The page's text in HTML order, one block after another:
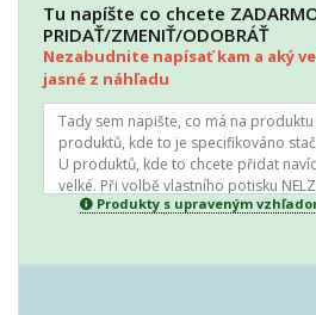
Tu napíšte co chcete
PRIDAŤ/ZMENIŤ/ODOBRÁŤ
Nezabudnite napísať kam a aký
jasné z náhľadu
Produkty s upraveným